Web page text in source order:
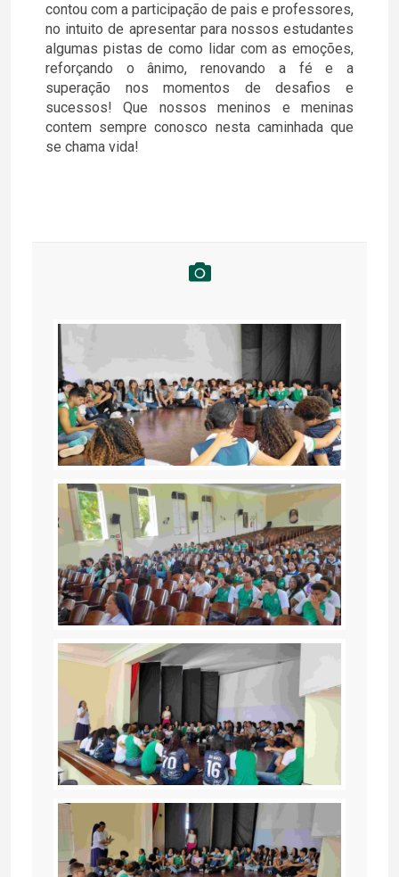
contou com a participação de pais e professores,
no intuito de apresentar para nossos estudantes
algumas pistas de como lidar com as emoções,
reforçando o ânimo, renovando a fé e a
superação nos momentos de desafios e
sucessos! Que nossos meninos e meninas
contem sempre conosco nesta caminhada que
se chama vida!